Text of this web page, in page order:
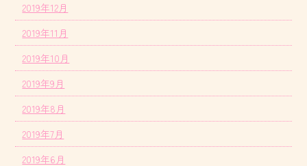
2019年12月
2019年11月
2019年10月
2019年9月
2019年8月
2019年7月
2019年6月